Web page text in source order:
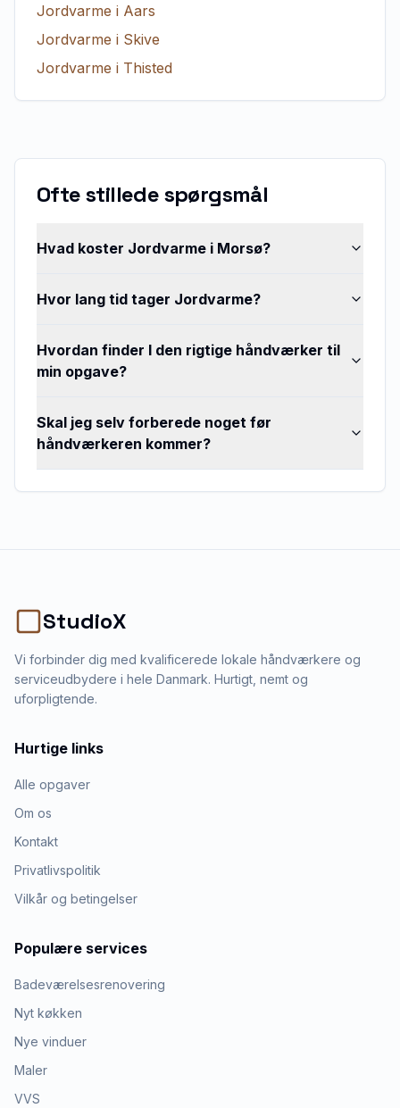
Jordvarme i Aars
Jordvarme i Skive
Jordvarme i Thisted
Ofte stillede spørgsmål
Hvad koster Jordvarme i Morsø?
Hvor lang tid tager Jordvarme?
Hvordan finder I den rigtige håndværker til
min opgave?
Skal jeg selv forberede noget før
håndværkeren kommer?
StudioX
Vi forbinder dig med kvalificerede lokale håndværkere og
serviceudbydere i hele Danmark. Hurtigt, nemt og
uforpligtende.
Hurtige links
Alle opgaver
Om os
Kontakt
Privatlivspolitik
Vilkår og betingelser
Populære services
Badeværelsesrenovering
Nyt køkken
Nye vinduer
Maler
VVS